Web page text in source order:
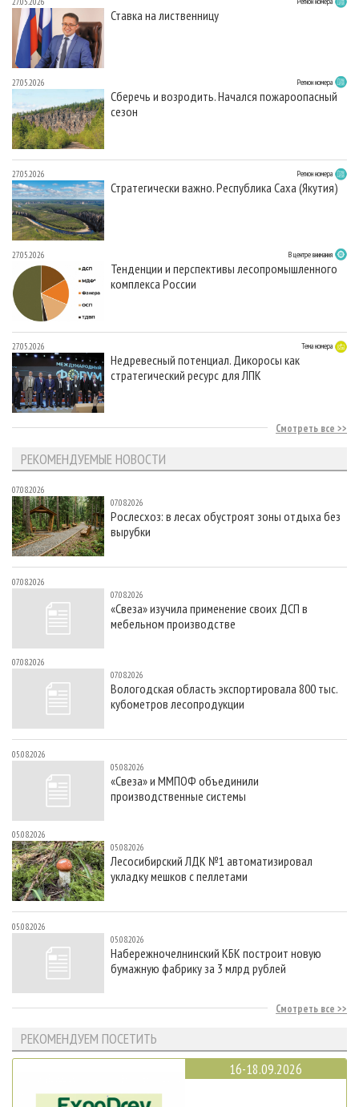
Ставка на лиственницу
27.05.2026 Регион номера
Сберечь и возродить. Начался пожароопасный
сезон
27.05.2026 Регион номера
Стратегически важно. Республика Саха (Якутия)
27.05.2026 В центре внимания
Тенденции и перспективы лесопромышленного
комплекса России
27.05.2026 Тема номера
Недревесный потенциал. Дикоросы как
стратегический ресурс для ЛПК
Смотреть все
РЕКОМЕНДУЕМЫЕ НОВОСТИ
07.08.2026
07.08.2026
Рослесхоз: в лесах обустроят зоны отдыха без
вырубки
07.08.2026
07.08.2026
«Свеза» изучила применение своих ДСП в
мебельном производстве
07.08.2026
07.08.2026
Вологодская область экспортировала 800 тыс.
кубометров лесопродукции
05.08.2026
05.08.2026
«Свеза» и ММПОФ объединили
производственные системы
05.08.2026
05.08.2026
Лесосибирский ЛДК №1 автоматизировал
укладку мешков с пеллетами
05.08.2026
05.08.2026
Набережночелнинский КБК построит новую
бумажную фабрику за 3 млрд рублей
Смотреть все
РЕКОМЕНДУЕМ ПОСЕТИТЬ
16-18.09.2026